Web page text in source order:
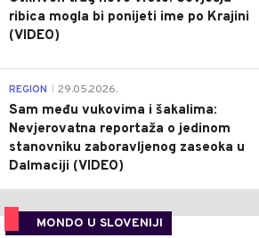
ribica mogla bi ponijeti ime po Krajini
(VIDEO)
REGION 29.05.2026.
Sam među vukovima i šakalima:
Nevjerovatna reportaža o jedinom
stanovniku zaboravljenog zaseoka u
Dalmaciji (VIDEO)
MONDO U SLOVENIJI